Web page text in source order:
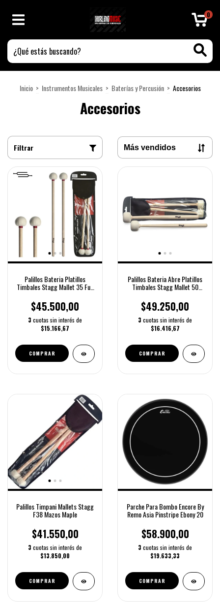
0
Inicio > Instrumentos Musicales > Baterías y Percusión > Accesorios
Accesorios
Filtrar
Palillos Bateria Platillos
Timbales Stagg Mallet 35 Full
$45.500,00
3 cuotas sin interés de
$15.166,67
COMPRAR
Palillos Bateria Abre Platillos
Timbales Stagg Mallet 50
$49.250,00
3 cuotas sin interés de
$16.416,67
COMPRAR
Palillos Timpani Mallets Stagg
F38 Mazos Maple
$41.550,00
3 cuotas sin interés de
$13.850,00
COMPRAR
Parche Para Bombo Encore By
Remo Asia Pinstripe Ebony 20
$58.900,00
3 cuotas sin interés de
$19.633,33
COMPRAR